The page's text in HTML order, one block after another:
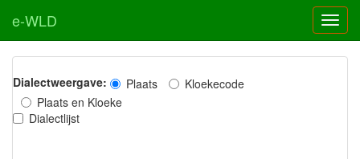
e-WLD
Dialectweergave: Plaats
Kloekecode
Plaats en Kloeke
Dialectlijst